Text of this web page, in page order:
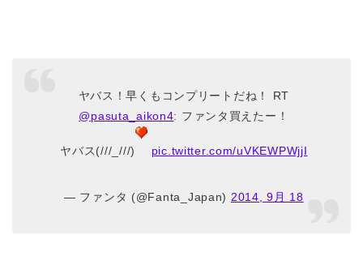
ヤバス！早くもコンプリートだね！ RT
@pasuta_aikon4: ファンタ買えたー！
ヤバス(///_///) pic.twitter.com/uVKEWPWjjI
— ファンタ (@Fanta_Japan) 2014, 9月 18